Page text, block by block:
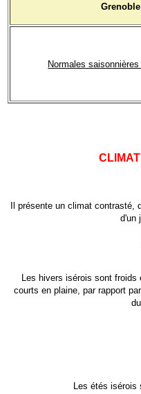
Normales
Il présente un climat contrasté,
d'un
Les hivers isérois sont
courts en plaine, par rapport
Les étés isérois